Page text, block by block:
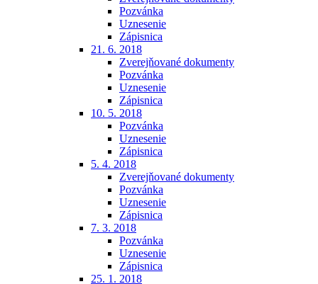
Pozvánka
Uznesenie
Zápisnica
21. 6. 2018
Zverejňované dokumenty
Pozvánka
Uznesenie
Zápisnica
10. 5. 2018
Pozvánka
Uznesenie
Zápisnica
5. 4. 2018
Zverejňované dokumenty
Pozvánka
Uznesenie
Zápisnica
7. 3. 2018
Pozvánka
Uznesenie
Zápisnica
25. 1. 2018